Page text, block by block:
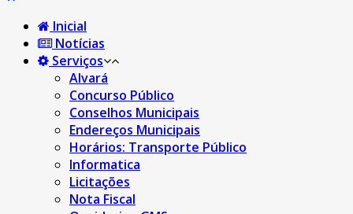
Inicial
Notícias
Serviços
Alvará
Concurso Público
Conselhos Municipais
Endereços Municipais
Horários: Transporte Público
Informatica
Licitações
Nota Fiscal